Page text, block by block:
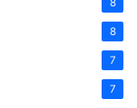
8
8
7
7